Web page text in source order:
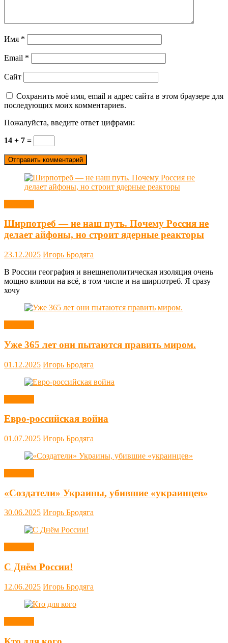
Имя *
Email *
Сайт
Сохранить моё имя, email и адрес сайта в этом браузере для
последующих моих комментариев.
Пожалуйста, введите ответ цифрами:
14 + 7 =
Ширпотреб — не наш путь. Почему Россия не
делает айфоны, но строит ядерные реакторы
23.12.2025 Игорь Бродяга
В России география и внешнеполитическая изоляция очень
мощно влияли на всё, в том числе и на ширпотреб. Я сразу
хочу
Уже 365 лет они пытаются править миром.
01.12.2025 Игорь Бродяга
Евро-российская война
01.07.2025 Игорь Бродяга
«Создатели» Украины, убившие «украинцев»
30.06.2025 Игорь Бродяга
С Днём России!
12.06.2025 Игорь Бродяга